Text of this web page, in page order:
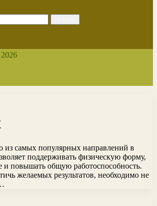
самых популярных направлений в
поддерживать физическую форму,
и повышать общую работоспособность.
желаемых результатов, необходимо не